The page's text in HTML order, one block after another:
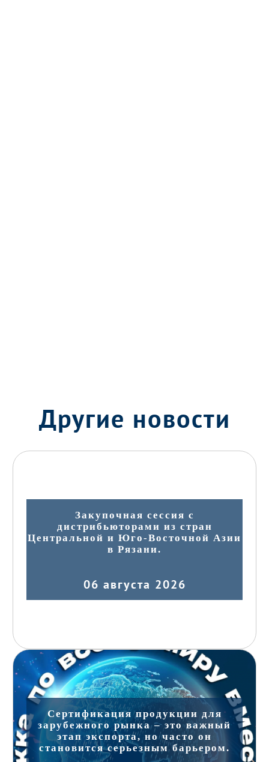
Другие новости
Закупочная сессия с
дистрибьюторами из стран
Центральной и Юго-Восточной Азии
в Рязани.
06 августа 2026
Сертификация продукции для
зарубежного рынка – это важный
этап экспорта, но часто он
становится серьезным барьером.